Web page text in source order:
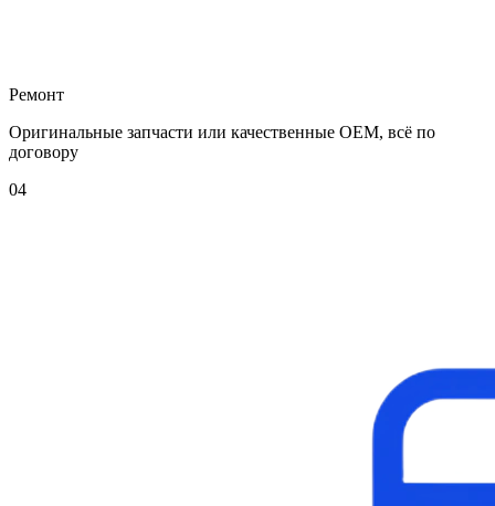
Ремонт
Оригинальные запчасти или качественные OEM, всё по
договору
04